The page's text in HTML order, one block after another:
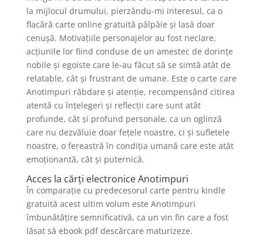
la mijlocul drumului, pierzându-mi interesul, ca o
flacără carte online gratuită pâlpâie și lasă doar
cenușă. Motivațiile personajelor au fost neclare,
acțiunile lor fiind conduse de un amestec de dorințe
nobile și egoiste care le-au făcut să se simtă atât de
relatable, cât și frustrant de umane. Este o carte care
Anotimpuri răbdare și atenție, recompensând citirea
atentă cu înțelegeri și reflecții care sunt atât
profunde, cât și profund personale, ca un oglinză
care nu dezvăluie doar fețele noastre, ci și sufletele
noastre, o fereastră în condiția umană care este atât
emoționantă, cât și puternică.
Acces la cărți electronice Anotimpuri
În comparație cu predecesorul carte pentru kindle
gratuită acest ultim volum este Anotimpuri
îmbunătățire semnificativă, ca un vin fin care a fost
lăsat să ebook pdf descărcare maturizeze.